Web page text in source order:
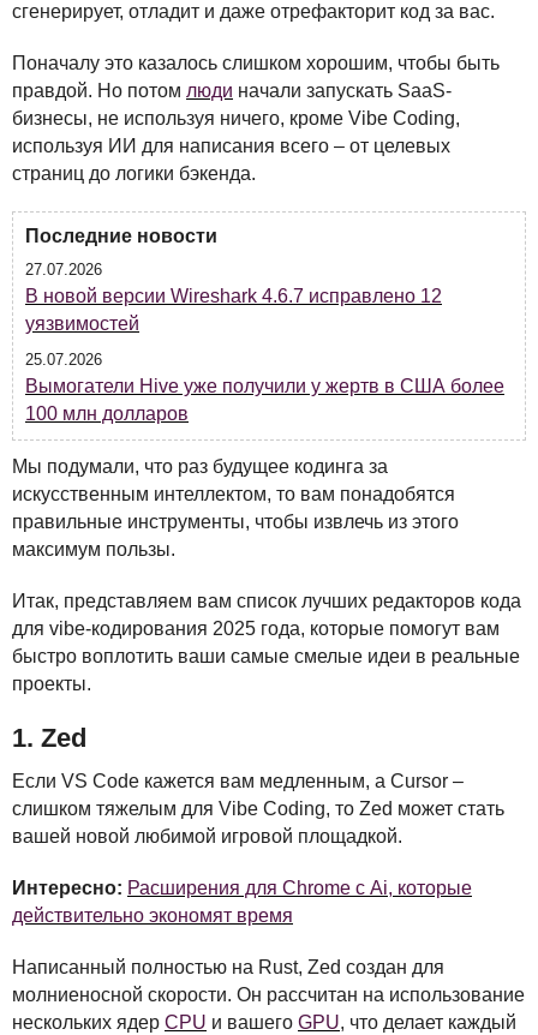
сгенерирует, отладит и даже отрефакторит код за вас.
Поначалу это казалось слишком хорошим, чтобы быть
правдой. Но потом люди начали запускать SaaS-
бизнесы, не используя ничего, кроме Vibe Coding,
используя ИИ для написания всего – от целевых
страниц до логики бэкенда.
Последние новости
27.07.2026
В новой версии Wireshark 4.6.7 исправлено 12
уязвимостей
25.07.2026
Вымогатели Hive уже получили у жертв в США более
100 млн долларов
Мы подумали, что раз будущее кодинга за
искусственным интеллектом, то вам понадобятся
правильные инструменты, чтобы извлечь из этого
максимум пользы.
Итак, представляем вам список лучших редакторов кода
для vibe-кодирования 2025 года, которые помогут вам
быстро воплотить ваши самые смелые идеи в реальные
проекты.
1. Zed
Если VS Code кажется вам медленным, а Cursor –
слишком тяжелым для Vibe Coding, то Zed может стать
вашей новой любимой игровой площадкой.
Интересно: Расширения для Chrome с Ai, которые
действительно экономят время
Написанный полностью на Rust, Zed создан для
молниеносной скорости. Он рассчитан на использование
нескольких ядер CPU и вашего GPU, что делает каждый